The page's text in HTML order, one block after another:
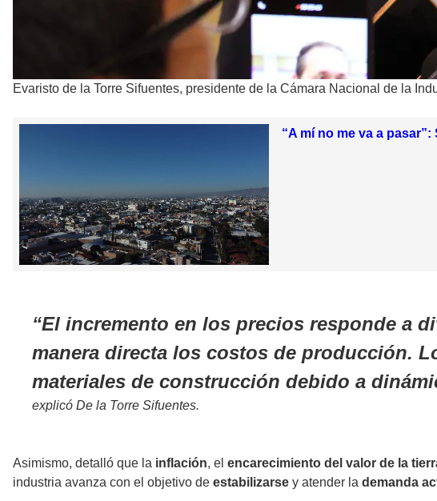
Evaristo de la Torre Sifuentes, presidente de la Cámara Nacional de la
“A mí no me va a
El incremento en los precios responde a
manera directa los costos de producción.
materiales de construcción debido a
explicó De la Torre Sifuentes.
Asimismo, detalló que la inflación, el encarecimiento del valor de la
industria avanza con el objetivo de estabilizarse y atender la demanda